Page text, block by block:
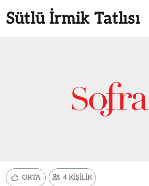
Sütlü İrmik Tatlısı
ORTA 4 KİŞİLİK